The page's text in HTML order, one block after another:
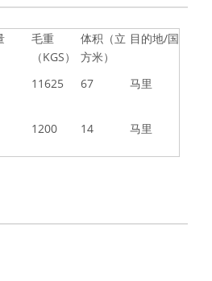
毛重
（KGS）
体积（立
方米）
目的地/国
11625 67 马里
1200 14 马里